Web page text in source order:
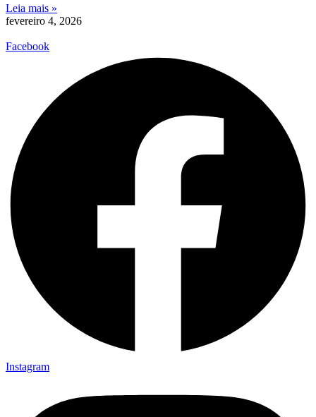
Leia mais »
fevereiro 4, 2026
Facebook
Instagram